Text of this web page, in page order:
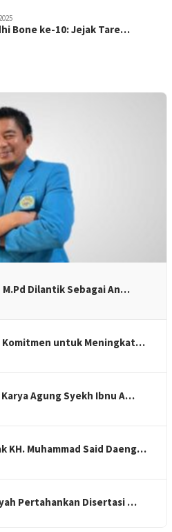
Bone ke-10: Jejak Tare…
M.Pd Dilantik Sebagai An…
Komitmen untuk Meningkat…
Agung Syekh Ibnu A…
KH. Muhammad Said Daeng…
Pertahankan Disertasi …